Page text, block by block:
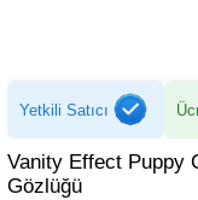
Yetkili Satıcı
Vanity Effect Puppy
Gözlüğü